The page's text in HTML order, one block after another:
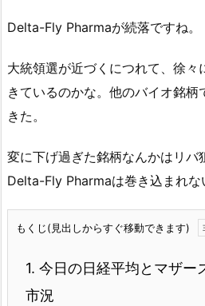
Delta-Fly Pharmaが続落ですね。
大統領選が近づくにつれて、徐々
きているのかな。他のバイオ銘柄
きた。
変に下げ過ぎた銘柄なんかはリバ
Delta-Fly Pharmaは巻き込まれな
もくじ(見出しからすぐ移動できます)
1. 今日の日経平均とマザー
市況